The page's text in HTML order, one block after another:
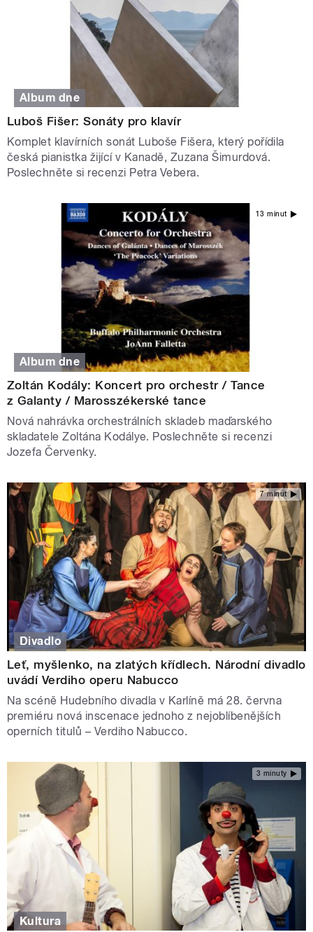
Album dne
Luboš Fišer: Sonáty pro klavír
Komplet klavírních sonát Luboše Fišera, který pořídila
česká pianistka žijící v Kanadě, Zuzana Šimurdová.
Poslechněte si recenzi Petra Vebera.
13 minut
Album dne
Zoltán Kodály: Koncert pro orchestr / Tance
z Galanty / Marosszékerské tance
Nová nahrávka orchestrálních skladeb maďarského
skladatele Zoltána Kodálye. Poslechněte si recenzi
Jozefa Červenky.
7 minut
Divadlo
Leť, myšlenko, na zlatých křídlech. Národní divadlo
uvádí Verdiho operu Nabucco
Na scéně Hudebního divadla v Karlíně má 28. června
premiéru nová inscenace jednoho z nejoblíbenějších
operních titulů – Verdiho Nabucco.
3 minuty
Kultura